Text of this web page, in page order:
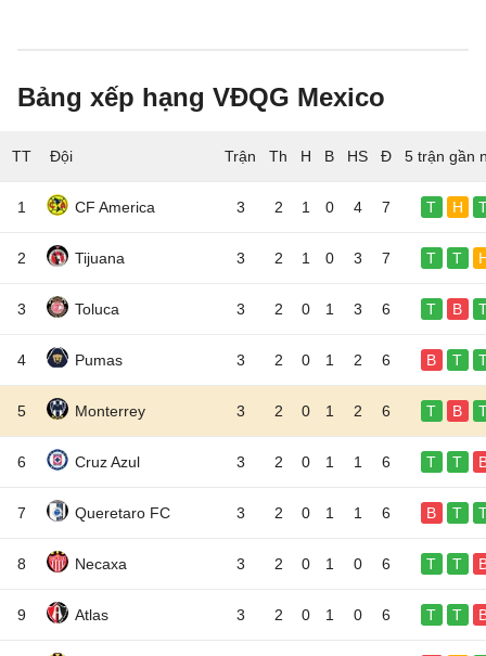
Bảng xếp hạng VĐQG Mexico
TT Đội 5 trận gần
1 CF America 3 2 1 0 4 7 T H
2 Tijuana 3 2 1 0 3 7 T T
3 Toluca 3 2 0 1 3 6 T B
4 Pumas 3 2 0 1 2 6 B T
5 Monterrey 3 2 0 1 2 6 T B
6 Cruz Azul 3 2 0 1 1 6 T T
7 Queretaro FC 3 2 0 1 1 6 B T
8 Necaxa 3 2 0 1 0 6 T T
9 Atlas 3 2 0 1 0 6 T T